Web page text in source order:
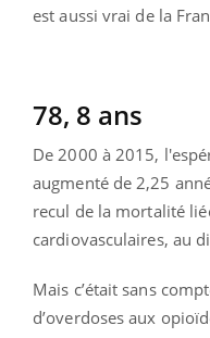
est aussi vrai de la
78, 8 ans
De 2000 à 2015,
augmenté de 2,25
recul de la mortalité
cardiovasculaires, au
Mais c’était sans
d’overdoses aux